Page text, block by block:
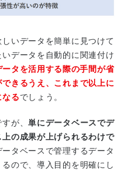
いデータを簡単に見つけて
データを自動的に関連付け
ータを活用する際の手間が省
きるうえ、これまで以上に
るでしょう。
すが、単にデータベースでデ
の成果が上げられるわけで
タベースで管理するデータ
ので、導入目的を明確にし